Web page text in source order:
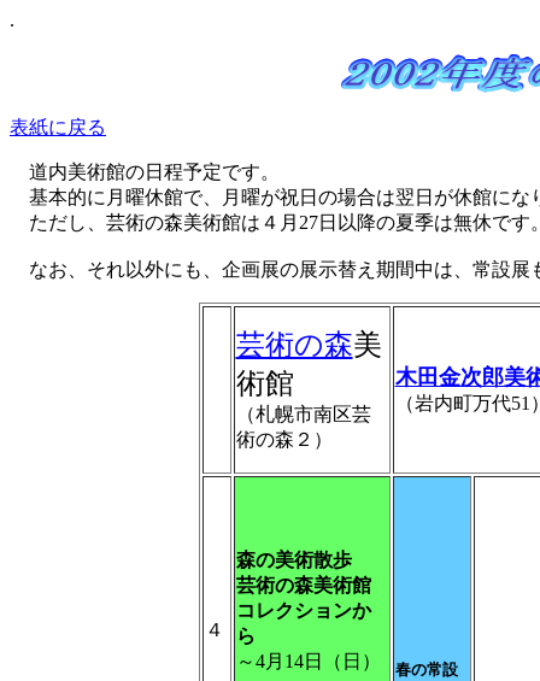
.
表紙に戻る
道内美術館の日程予定です。
基本的に月曜休館で、月曜が祝日の場合は翌日が休館にな
ただし、芸術の森美術館は４月27日以降の夏季は無休です
なお、それ以外にも、企画展の展示替え期間中は、常設
芸術の森美
術館
（札幌市南区芸
術の森２）
木田金次郎美
（岩内町万代51
４
森の美術散歩
芸術の森美術館
コレクションか
ら
～4月14日（日）
春の常設